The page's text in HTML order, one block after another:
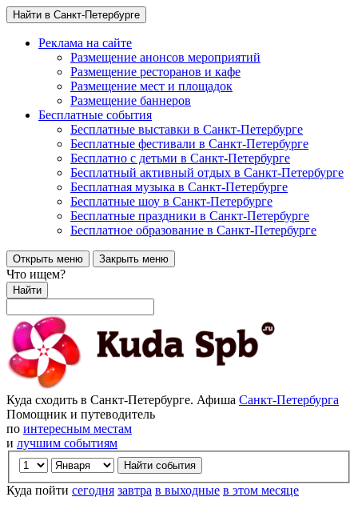
Найти в Санкт-Петербурге
Реклама на сайте
Размещение анонсов мероприятий
Размещение ресторанов и кафе
Размещение мест и площадок
Размещение баннеров
Бесплатные события
Бесплатные выставки в Санкт-Петербурге
Бесплатные фестивали в Санкт-Петербурге
Бесплатно с детьми в Санкт-Петербурге
Бесплатный активный отдых в Санкт-Петербурге
Бесплатная музыка в Санкт-Петербурге
Бесплатные шоу в Санкт-Петербурге
Бесплатные праздники в Санкт-Петербурге
Бесплатное образование в Санкт-Петербурге
Открыть меню Закрыть меню
Что ищем?
Найти
Куда сходить в Санкт-Петербурге. Афиша Санкт-Петербурга
Помощник и путеводитель
по интересным местам
и лучшим событиям
Куда пойти сегодня завтра в выходные в этом месяце